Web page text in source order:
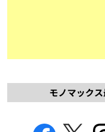
モノマック